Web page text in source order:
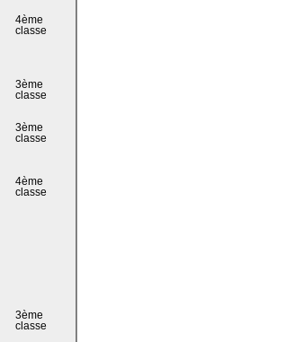
4ème
classe
3ème
classe
3ème
classe
4ème
classe
3ème
classe